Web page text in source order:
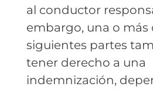
al conductor
embargo, una o más
siguientes partes
tener derecho a una
indemnización,